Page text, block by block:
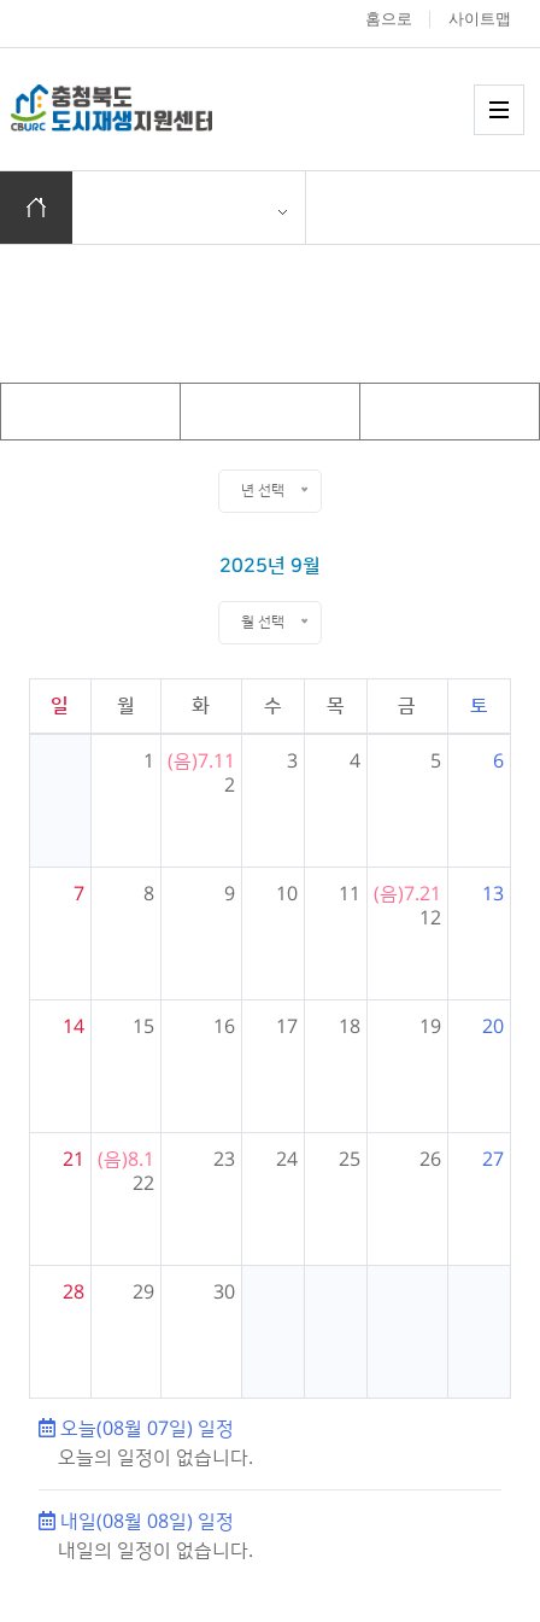
충청북도 도시재
홈으로 사이트맵
홈으로 이동
년 선택
2025년 9월
월 선택
일 월 화 수 목 금 토
1
(음)7.11
2
3 4 5 6
7 8 9 10 11
(음)7.21
12
13
14 15 16 17 18 19 20
21
(음)8.1
22
23 24 25 26 27
28 29 30
오늘(08월 07일) 일정
오늘의 일정이 없습니다.
내일(08월 08일) 일정
내일의 일정이 없습니다.